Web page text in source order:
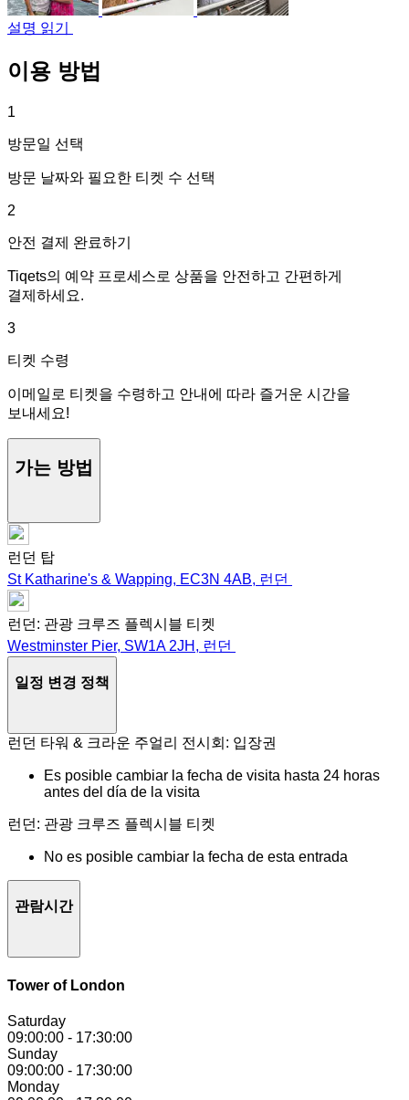
설명 읽기
이용 방법
1
방문일 선택
방문 날짜와 필요한 티켓 수 선택
2
안전 결제 완료하기
Tiqets의 예약 프로세스로 상품을 안전하고 간편하게
결제하세요.
3
티켓 수령
이메일로 티켓을 수령하고 안내에 따라 즐거운 시간을
보내세요!
가는 방법
런던 탑
St Katharine's & Wapping, EC3N 4AB, 런던
런던: 관광 크루즈 플렉시블 티켓
Westminster Pier, SW1A 2JH, 런던
일정 변경 정책
런던 타워 & 크라운 주얼리 전시회: 입장권
Es posible cambiar la fecha de visita hasta 24 horas
antes del día de la visita
런던: 관광 크루즈 플렉시블 티켓
No es posible cambiar la fecha de esta entrada
관람시간
Tower of London
Saturday
09:00:00 - 17:30:00
Sunday
09:00:00 - 17:30:00
Monday